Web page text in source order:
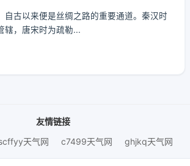
自古以来便是丝绸之路的重要通道。秦汉时
辖，唐宋时为疏勒...
友情链接
天气网 c7499天气网 ghjkq天气网